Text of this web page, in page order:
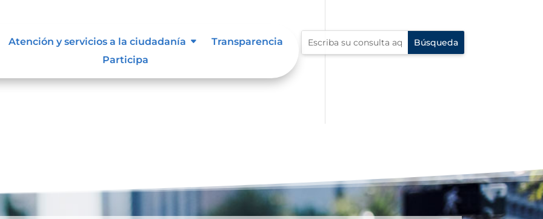
Atención y servicios a la ciudadanía
Transparencia
Participa